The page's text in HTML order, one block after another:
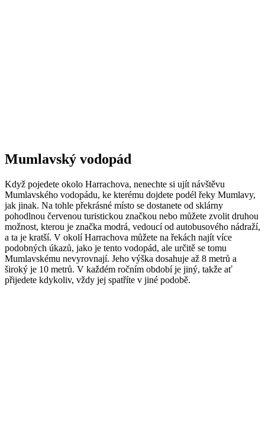
Mumlavský vodopád
Když pojedete okolo Harrachova, nenechte si ujít návštěvu
Mumlavského vodopádu, ke kterému dojdete podél řeky Mumlavy,
jak jinak. Na tohle překrásné místo se dostanete od sklárny
pohodlnou červenou turistickou značkou nebo můžete zvolit druhou
možnost, kterou je značka modrá, vedoucí od autobusového nádraží,
a ta je kratší. V okolí Harrachova můžete na řekách najít více
podobných úkazů, jako je tento vodopád, ale určitě se tomu
Mumlavskému nevyrovnají. Jeho výška dosahuje až 8 metrů a
široký je 10 metrů. V každém ročním období je jiný, takže ať
přijedete kdykoliv, vždy jej spatříte v jiné podobě.